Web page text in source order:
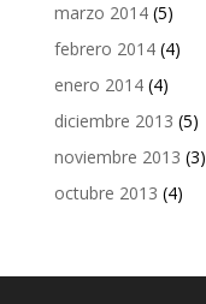
marzo 2014(5)
febrero 2014(4)
enero 2014(4)
diciembre 2013 (5)
noviembre 2013 (3)
octubre 2013 (4)